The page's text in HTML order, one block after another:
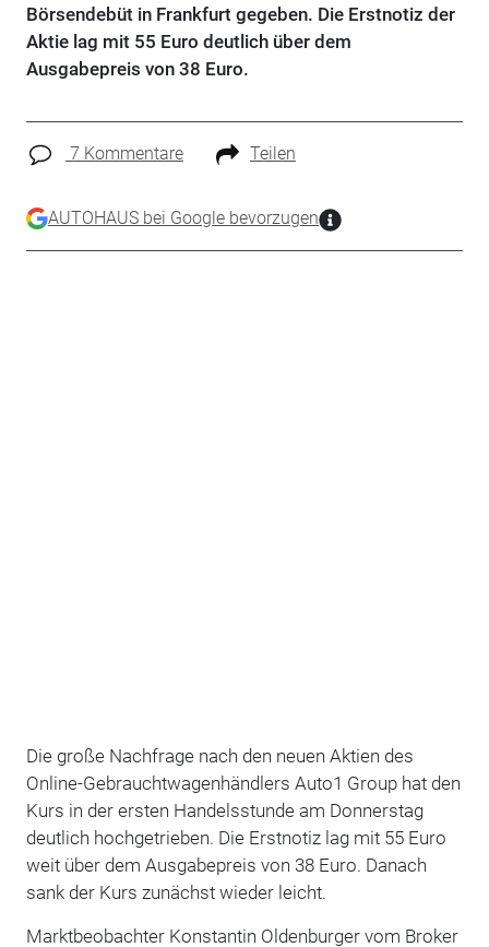
Börsendebüt in Frankfurt gegeben. Die Erstnotiz der
Aktie lag mit 55 Euro deutlich über dem
Ausgabepreis von 38 Euro.
7 Kommentare Teilen
AUTOHAUS bei Google bevorzugen
Die große Nachfrage nach den neuen Aktien des
Online-Gebrauchtwagenhändlers Auto1 Group hat den
Kurs in der ersten Handelsstunde am Donnerstag
deutlich hochgetrieben. Die Erstnotiz lag mit 55 Euro
weit über dem Ausgabepreis von 38 Euro. Danach
sank der Kurs zunächst wieder leicht.
Marktbeobachter Konstantin Oldenburger vom Broker